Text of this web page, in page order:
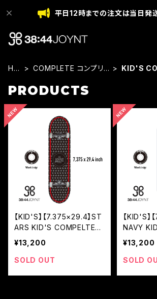
平日12時までの注文は当日発送
HO
COMPLETE コンプリ
KID'S
PRODUCTS
【KID'S】【7.375×29.4】ST
ARS KID'S COMPELTE
[JSTC]
¥13,200
SOLD OUT
【KID'S】
NAVY
[JUNC]
¥13,200
SOLD